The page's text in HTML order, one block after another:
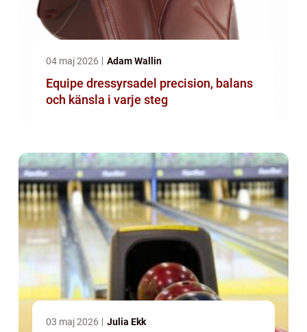
04 maj 2026 Adam Wallin
Equipe dressyrsadel precision, balans
och känsla i varje steg
03 maj 2026 Julia Ekk